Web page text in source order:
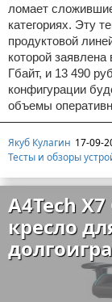
ломает
категориях. Эту
продуктовой
которой
Гбайт, и 13 490
конфигурации
объемы
Якуб Кулагин 17-09-
Тесты и обзоры
A4Tech X7
кресло